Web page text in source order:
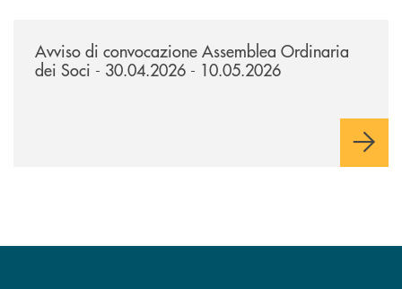
Avviso di convocazione Assemblea Ordinaria
dei Soci - 30.04.2026 - 10.05.2026